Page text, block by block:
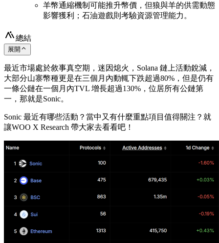
羊幣通縮機制可能推升幣價，但狼與羊的供需動態
影響獲利；石油遊戲則考驗資源管理能力。
總結
展開
最近市場處於敘事真空期，迷因熄火，Solana 鏈上活動銳減，
大部分山寨幣種更是在三個月內動輒下跌超過80%，但是仍有
一條公鏈在一個月內TVL 增長超過130%，位居所有公鏈第
一，那就是Sonic。
Sonic 最近有哪些活動？當中又有什麼重點項目值得關注？就
讓WOO X Research 帶大家去看看吧！